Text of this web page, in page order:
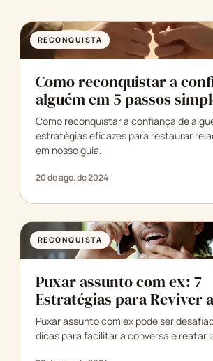
RECONQUISTA
Como reconquistar a
alguém em 5 passos
Como reconquistar a confiança de
estratégias eficazes para restaurar
em nosso guia.
20 de ago. de 2024
RECONQUISTA
Puxar assunto com ex: 7
Estratégias para Reviver
Puxar assunto com ex pode ser
dicas para facilitar a conversa e reatar